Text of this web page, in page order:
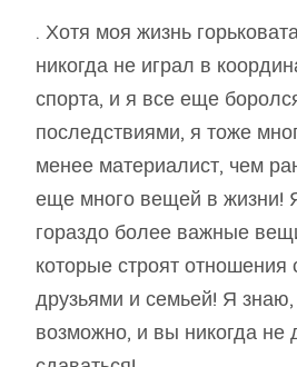
. Хотя моя жизнь
никогда не играл в
спорта, и я все еще
последствиями, я тоже
менее материалист, чем
еще много вещей в жизни!
гораздо более важные
которые строят
друзьями и семьей! Я
возможно, и вы никогда не